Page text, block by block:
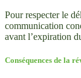
Pour respecter le
communication
avant l’expiration
Conséquences de la